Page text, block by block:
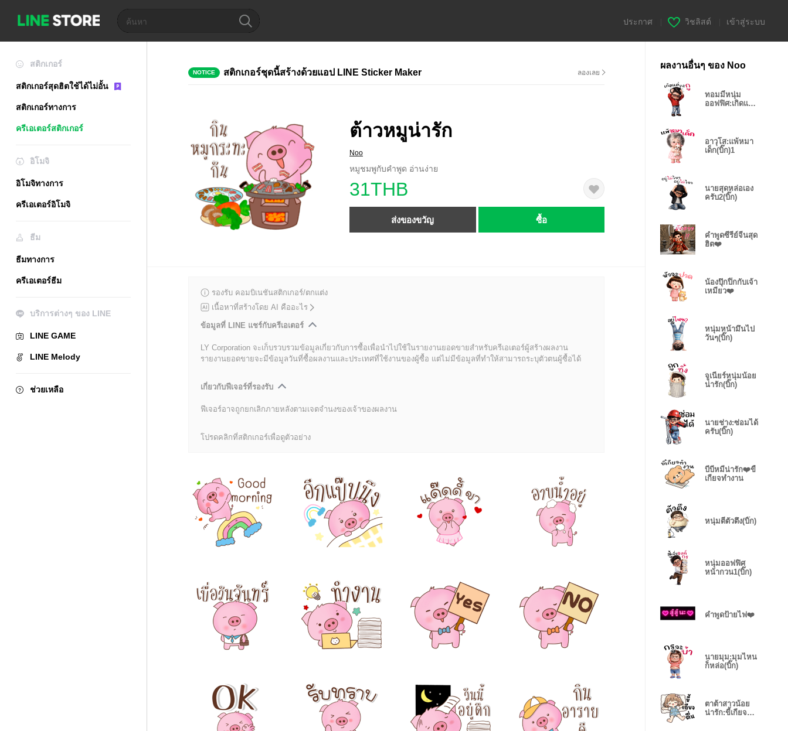
ประกาศ วิชลิสต์ เข้าสู่ระบบ
สติกเกอร์
สติกเกอร์สุดฮิตใช้ได้ไม่อั้น
สติกเกอร์ทางการ
ครีเอเตอร์สติกเกอร์
อิโมจิ
อิโมจิทางการ
ครีเอเตอร์อิโมจิ
ธีม
ธีมทางการ
ครีเอเตอร์ธีม
บริการต่างๆ ของ LINE
LINE GAME
LINE Melody
ช่วยเหลือ
NOTICE สติกเกอร์ชุดนี้สร้างด้วยแอป LINE Sticker Maker ลองเลย
ต้าวหมูน่ารัก
Noo
หมูชมพูกับคำพูด อ่านง่าย
31THB
ส่งของขวัญ ซื้อ
รองรับ คอมบิเนชันสติกเกอร์/ตกแต่ง
เนื้อหาที่สร้างโดย AI คืออะไร
ข้อมูลที่ LINE แชร์กับครีเอเตอร์
LY Corporation จะเก็บรวบรวมข้อมูลเกี่ยวกับการซื้อเพื่อนำไปใช้ในรายงานยอดขายสำหรับครีเอเตอร์ผู้สร้างผลงาน
รายงานยอดขายจะมีข้อมูลวันที่ซื้อผลงานและประเทศที่ใช้งานของผู้ซื้อ แต่ไม่มีข้อมูลที่ทำให้สามารถระบุตัวตนผู้ซื้อได้
เกี่ยวกับฟีเจอร์ที่รองรับ
ฟีเจอร์อาจถูกยกเลิกภายหลังตามเจตจำนงของเจ้าของผลงาน
โปรดคลิกที่สติกเกอร์เพื่อดูตัวอย่าง
ผลงานอื่นๆ ของ Noo
ทอมมี่หนุ่ม
ออฟฟิศ:เกิดแต่
อาวุโส:แพ้หมา
เด็ก(บิ๊ก)1
นายสุดหล่อเอง
ครับ2(บิ๊ก)
คำพูดซีรีย์จีนสุด
ฮิต❤️
น้องปุ๊กปิ๊กกับเจ้า
เหมียว❤️
หนุ่มหน้ามึนไป
วันๆ(บิ๊ก)
จูเนียร์หนุ่มน้อย
น่ารัก(บิ๊ก)
นายช่าง:ซ่อมได้
ครับ(บิ๊ก)
บีบีหมีน่ารัก❤️ขี้
เกียจทำงาน
หนุ่มตี๋ตัวตึง(บิ๊ก)
หนุ่มออฟฟิศ
หน้ากวน1(บิ๊ก)
คำพูดป้ายไฟ❤️
นายมุม:มุมไหน
ก็หล่อ(บิ๊ก)
ตาต้าสาวน้อย
น่ารัก:ขี้เกียจตื่น